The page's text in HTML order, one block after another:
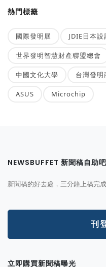
熱門標籤
國際發明展 JDIE日本
世界發明智慧財產聯盟總會
中國文化大學 台灣發明
ASUS Microchip
NEWSBUFFET 新聞稿自助吧
新聞稿的好去處，三分鐘上稿完
刊
立即購買新聞稿曝光